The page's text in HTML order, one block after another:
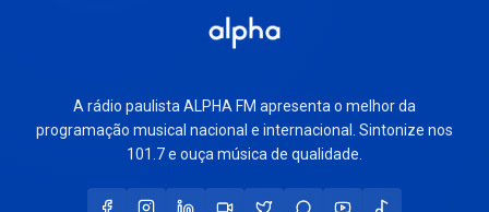
A rádio paulista ALPHA FM apresenta o melhor da
programação musical nacional e internacional. Sintonize nos
101.7 e ouça música de qualidade.